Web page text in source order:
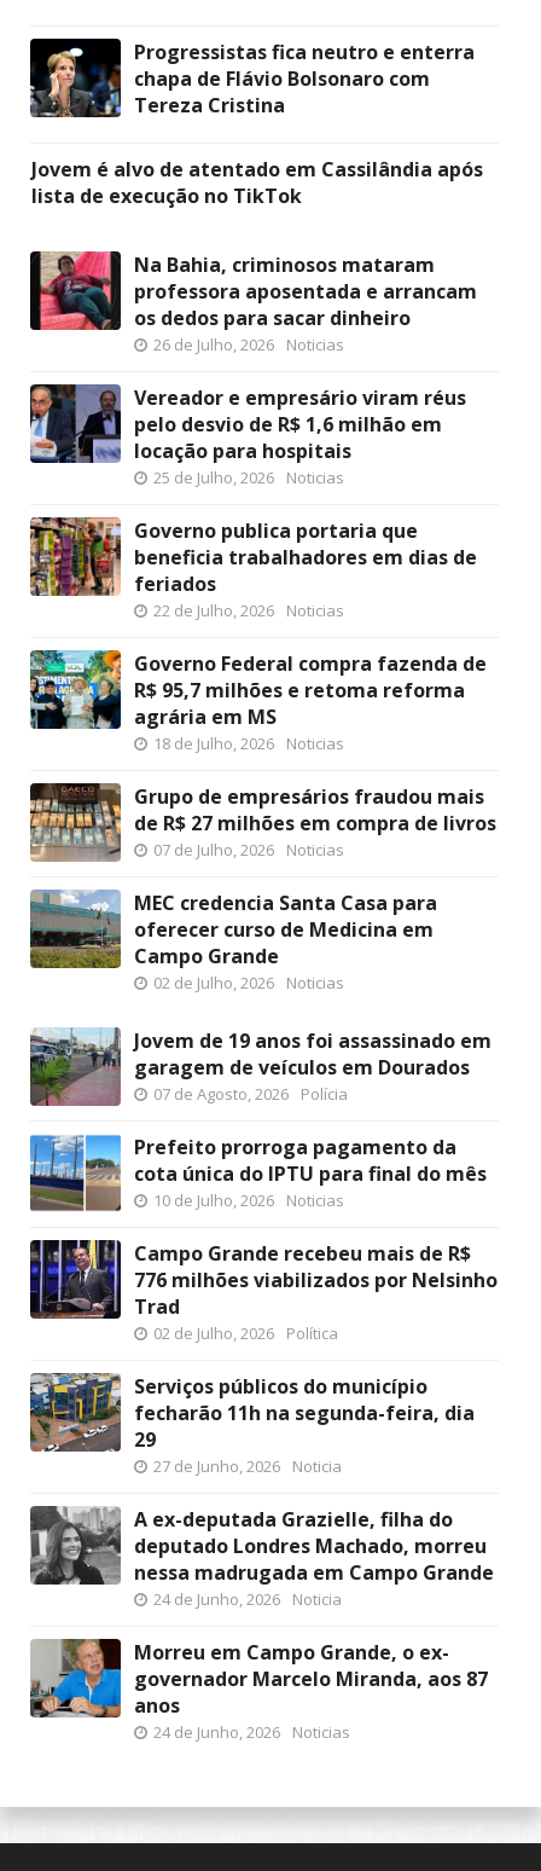
Progressistas fica neutro e enterra
chapa de Flávio Bolsonaro com
Tereza Cristina
Jovem é alvo de atentado em Cassilândia após
lista de execução no TikTok
Na Bahia, criminosos mataram
professora aposentada e arrancam
os dedos para sacar dinheiro
26 de Julho, 2026 Noticias
Vereador e empresário viram réus
pelo desvio de R$ 1,6 milhão em
locação para hospitais
25 de Julho, 2026 Noticias
Governo publica portaria que
beneficia trabalhadores em dias de
feriados
22 de Julho, 2026 Noticias
Governo Federal compra fazenda de
R$ 95,7 milhões e retoma reforma
agrária em MS
18 de Julho, 2026 Noticias
Grupo de empresários fraudou mais
de R$ 27 milhões em compra de livros
07 de Julho, 2026 Noticias
MEC credencia Santa Casa para
oferecer curso de Medicina em
Campo Grande
02 de Julho, 2026 Noticias
Jovem de 19 anos foi assassinado em
garagem de veículos em Dourados
07 de Agosto, 2026 Polícia
Prefeito prorroga pagamento da
cota única do IPTU para final do mês
10 de Julho, 2026 Noticias
Campo Grande recebeu mais de R$
776 milhões viabilizados por Nelsinho
Trad
02 de Julho, 2026 Política
Serviços públicos do município
fecharão 11h na segunda-feira, dia
29
27 de Junho, 2026 Noticia
A ex-deputada Grazielle, filha do
deputado Londres Machado, morreu
nessa madrugada em Campo Grande
24 de Junho, 2026 Noticia
Morreu em Campo Grande, o ex-
governador Marcelo Miranda, aos 87
anos
24 de Junho, 2026 Noticias